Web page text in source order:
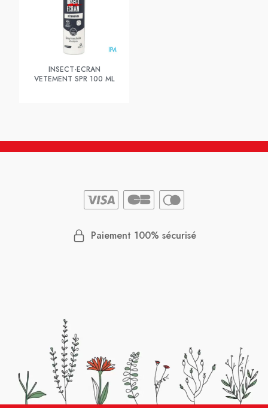
INSECT-ECRAN
VETEMENT SPR 100 ML
Paiement 100% sécurisé